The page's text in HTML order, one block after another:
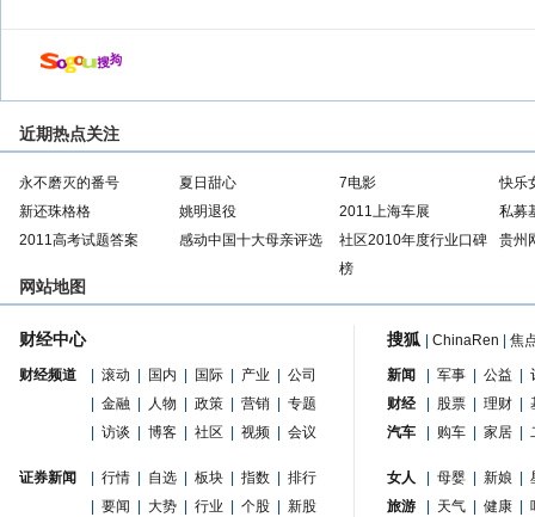
近期热点关注
永不磨灭的番号 夏日甜心 7电影
快乐
新还珠格格
姚明退役 2011上海车展
私募
2011高考试题答案
感动中国十大母亲评选
社区2010年度行业口碑
榜
贵州
网站地图
财经中心
财经频道 滚动 国内 国际 产业
公司
金融 人物 政策 营销
专题
访谈 博客 社区 视频 会议
证券新闻 行情 自选 板块 指数
排行
要闻 大势 行业 个股
新股
搜狐 ChinaRen 焦
新闻 军事 公益
财经
股票 理财
汽车
购车 家居
女人 母婴 新娘
旅游
天气 健康